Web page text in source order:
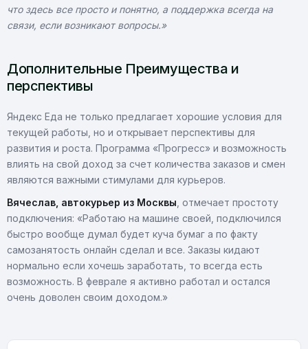
что здесь все просто и понятно, а поддержка всегда на
связи, если возникают вопросы.»
Дополнительные Преимущества и
перспективы
Яндекс Еда не только предлагает хорошие условия для
текущей работы, но и открывает перспективы для
развития и роста. Программа «Прогресс» и возможность
влиять на свой доход за счет количества заказов и смен
являются важными стимулами для курьеров.
Вячеслав, автокурьер из Москвы , отмечает простоту
подключения: «Работаю на машине своей, подключился
быстро вообще думал будет куча бумаг а по факту
самозанятость онлайн сделал и все. Заказы кидают
нормально если хочешь заработать, то всегда есть
возможность. В феврале я активно работал и остался
очень доволен своим доходом.»